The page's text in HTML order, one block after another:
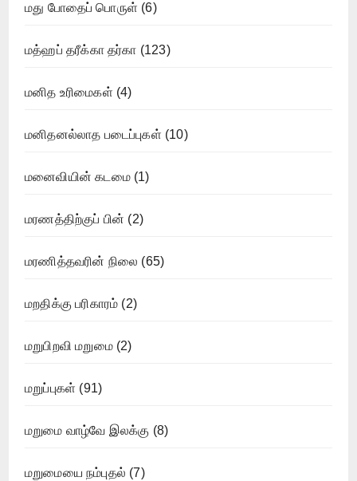
மது போதைப் பொருள் (6)
மத்ஹப் தரீக்கா தர்கா (123)
மனித உரிமைகள் (4)
மனிதனல்லாத படைப்புகள் (10)
மனைவியின் கடமை(1)
மரணத்திற்குப் பின் (2)
மரணித்தவரின் நிலை (65)
மறதிக்கு பரிகாரம் (2)
மறுபிறவி மறுமை(2)
மறுப்புகள் (91)
மறுமை வாழ்வே இலக்கு (8)
மறுமையை நம்புதல் (7)